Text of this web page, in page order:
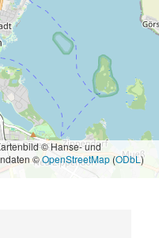
© Hanse- und
©OpenStreetMap(ODbL)